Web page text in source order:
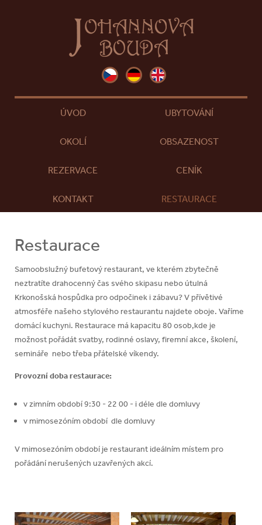
ÚVOD UBYTOVÁNÍ
OKOLÍ OBSAZENOST
REZERVACE CENÍK
KONTAKT RESTAURACE
Restaurace
Samoobslužný bufetový restaurant, ve kterém zbytečně
neztratíte drahocenný čas svého skipasu nebo útulná
Krkonošská hospůdka pro odpočinek i zábavu? V přívětivé
atmosféře našeho stylového restaurantu najdete oboje. Vaříme
domácí kuchyni. Restaurace má kapacitu 80 osob,kde je
možnost pořádát svatby, rodinné oslavy, firemní akce, školení,
semináře nebo třeba přátelské víkendy.
Provozní doba restaurace:
v zimním období 9:30 - 22 00 - i déle dle domluvy
v mimosezóním období dle domluvy
V mimosezóním období je restaurant ideálním místem pro
pořádání nerušených uzavřených akcí.